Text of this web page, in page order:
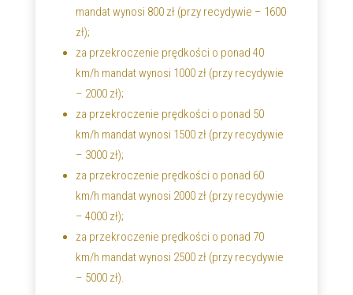
mandat wynosi 800 zł (przy recydywie – 1600
zł);
za przekroczenie prędkości o ponad 40
km/h mandat wynosi 1000 zł (przy recydywie
– 2000 zł);
za przekroczenie prędkości o ponad 50
km/h mandat wynosi 1500 zł (przy recydywie
– 3000 zł);
za przekroczenie prędkości o ponad 60
km/h mandat wynosi 2000 zł (przy recydywie
– 4000 zł);
za przekroczenie prędkości o ponad 70
km/h mandat wynosi 2500 zł (przy recydywie
– 5000 zł).